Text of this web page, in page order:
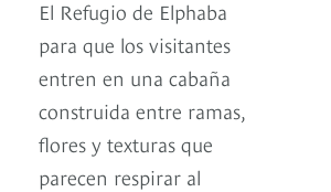
El Refugio de Elphaba
para que los visitantes
entren en una cabaña
construida entre ramas,
flores y texturas que
parecen respirar al